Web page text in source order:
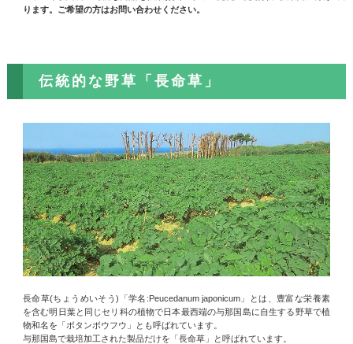
ります。ご希望の方はお問い合わせください。
伝統的な野草「長命草」
長命草(ちょうめいそう)「学名:Peucedanum japonicum」とは、豊富な栄養素
を含む明日葉と同じセリ科の植物で日本最西端の与那国島に自生する野草で植
物和名を「ボタンボウフウ」とも呼ばれています。
与那国島で栽培加工された製品だけを「長命草」と呼ばれています。